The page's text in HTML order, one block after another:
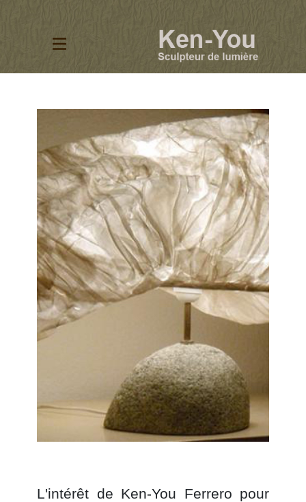
L'intérêt de Ken-You Ferrero pour